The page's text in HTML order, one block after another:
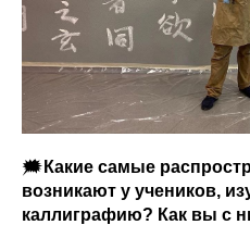
🗯 Какие самые
возникают у учеников,
каллиграфию? Как вы с